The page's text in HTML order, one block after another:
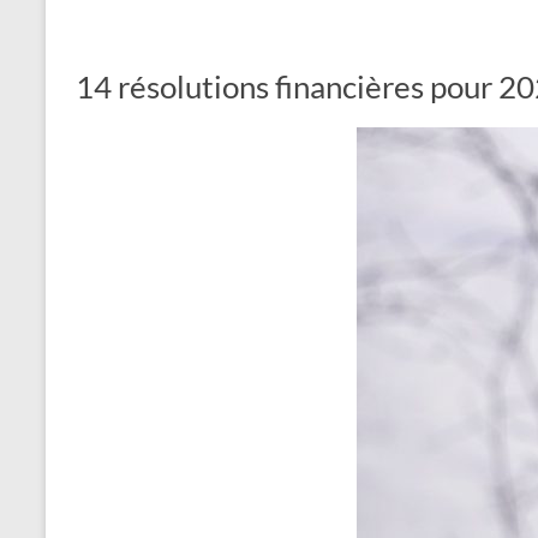
14 résolutions financières pour